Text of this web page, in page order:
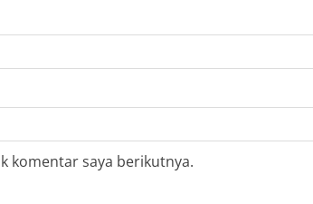
komentar saya berikutnya.